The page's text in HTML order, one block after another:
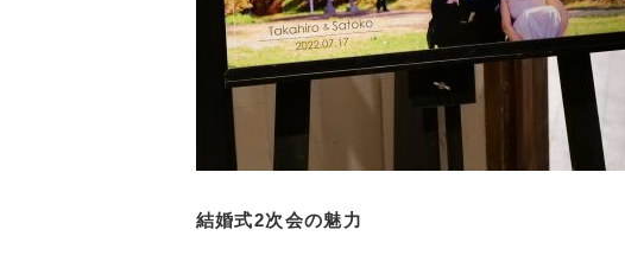
結婚式2次会の魅力